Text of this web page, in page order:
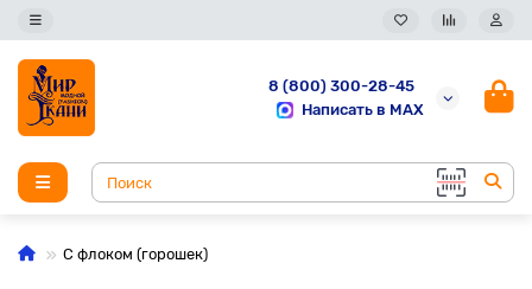
8 (800) 300-28-45
Написать в MAX
С флоком (горошек)